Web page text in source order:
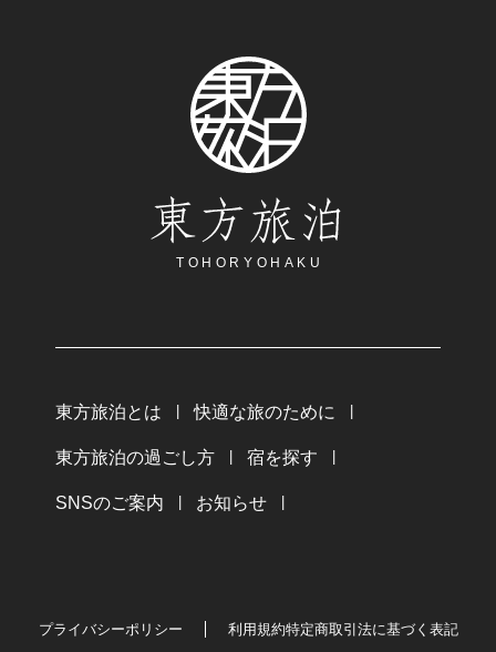
東方旅泊
TOHORYOHAKU
東方旅泊とは 快適な旅のために
東方旅泊の過ごし方 宿を探す
SNSのご案内 お知らせ
プライバシーポリシー 利用規約特定商取引法に基づく表記